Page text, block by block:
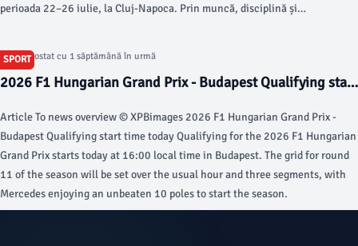
perioada 22–26 iulie, la Cluj-Napoca. Prin muncă, disciplină și
Locul I – Echipe Rotativ; Locul II – Echipe Shobu Sanbon.
SPORT
Articol postat cu 1 săptămână în urmă
2026 F1 Hungarian Grand Prix - Budapest Qualifying start
Article To news overview © XPBimages 2026 F1 Hungarian Grand Prix -
Budapest Qualifying start time today Qualifying for the 2026 F1 Hungarian
Grand Prix starts today at 16:00 local time in Budapest. The grid for round
11 of the season will be set over the usual hour and three segments, with
Mercedes enjoying an unbeaten 10 poles to start the season.